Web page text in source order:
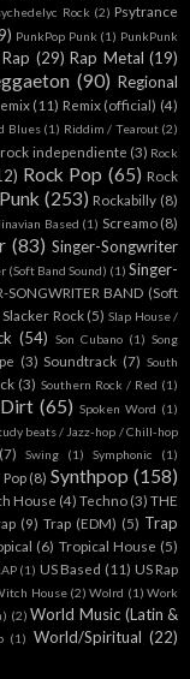
Rock (2) Psytrance
PunkPop Punk (1) PunkPunk
Rap (29) Rap Metal (19)
(90) Regional
(11) Remix (official) (4)
Blues (1) Riddim / Tearout (2)
rock independiente (3) Rock
Rock Pop (65) Rock
(253) Rockabilly (8)
Based (1) Screamo (8)
(83) Singer-Songwriter
(Soft Band Sound) (1) Singer-
SONGWRITER BAND (Soft
Slacker Rock (5) Slap House /
(54) Son Cubano (1) Song
(3) Soundtrack (7) South
(3) Southern Rock / Red (1)
Dirt (65) Spoken Word (1)
beats / Jazz-hop / Chill-hop
(7) Swing (1) Symphonic (1)
(8) Synthpop (158)
House (4) Techno (3) THE
(9) Trap (EDM) (5) Trap
(6) Tropical House (5)
(1) US Based (11) US Rap
House (2) Wolrd (1) Work
(2) World Music (Latin &
(1) World/Spiritual (22)